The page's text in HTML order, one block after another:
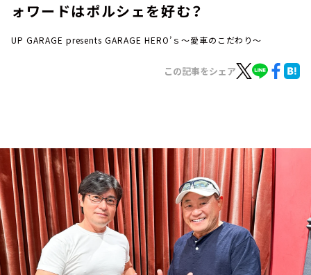
お知らせ
イベント・グッズ
YouTube
会社情報
ォワードはポルシェを好む？
UP GARAGE presents GARAGE HERO’ｓ～愛車のこだわり～
この記事をシェア